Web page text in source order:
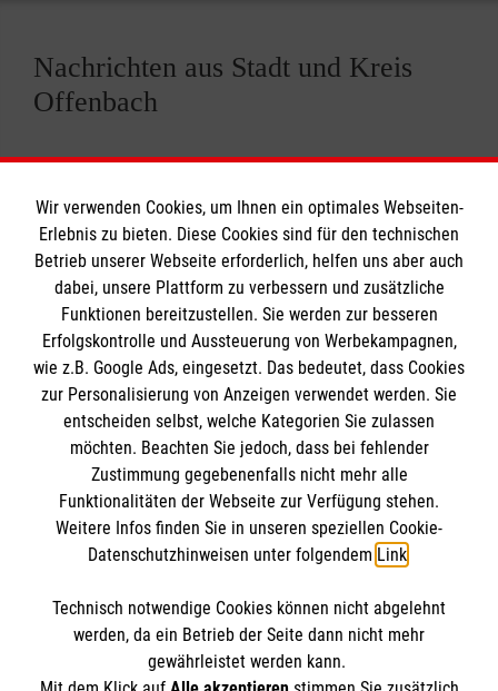
Nachrichten aus Stadt und Kreis
Offenbach
Informationen
Impressum
Datenschutz
Barrierefreiheit
Kontakt
Die Malteser
Malteser in Deutschland
Malteserorden
Sharepoint
Spendenkonto
Pax-Bank für Kirche und Caritas eG
IBAN: DE13 3706 0193 4001 1552 16
So finden Sie uns
Wir verwenden Cookies, um Ihnen ein optimales Webseiten-
Erlebnis zu bieten. Diese Cookies sind für den technischen
Betrieb unserer Webseite erforderlich, helfen uns aber auch
dabei, unsere Plattform zu verbessern und zusätzliche
Funktionen bereitzustellen. Sie werden zur besseren
Erfolgskontrolle und Aussteuerung von Werbekampagnen,
wie z.B. Google Ads, eingesetzt. Das bedeutet, dass Cookies
zur Personalisierung von Anzeigen verwendet werden. Sie
entscheiden selbst, welche Kategorien Sie zulassen
möchten. Beachten Sie jedoch, dass bei fehlender
Zustimmung gegebenenfalls nicht mehr alle
Funktionalitäten der Webseite zur Verfügung stehen.
Weitere Infos finden Sie in unseren speziellen Cookie-
Datenschutzhinweisen unter folgendem Link.
Technisch notwendige Cookies können nicht abgelehnt
werden, da ein Betrieb der Seite dann nicht mehr
gewährleistet werden kann.